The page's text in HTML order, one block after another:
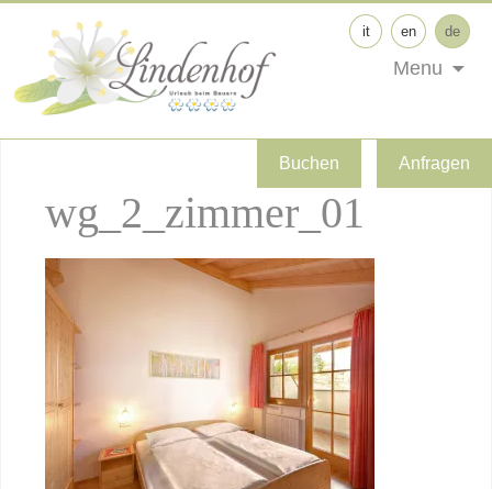
Buchen Anfragen
it en de
Menu
wg_2_zimmer_01